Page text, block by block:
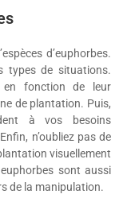
d’euphorbes.
types de situations.
en fonction de leur
de plantation. Puis,
à vos besoins
n’oubliez pas de
visuellement
sont aussi
de la manipulation.